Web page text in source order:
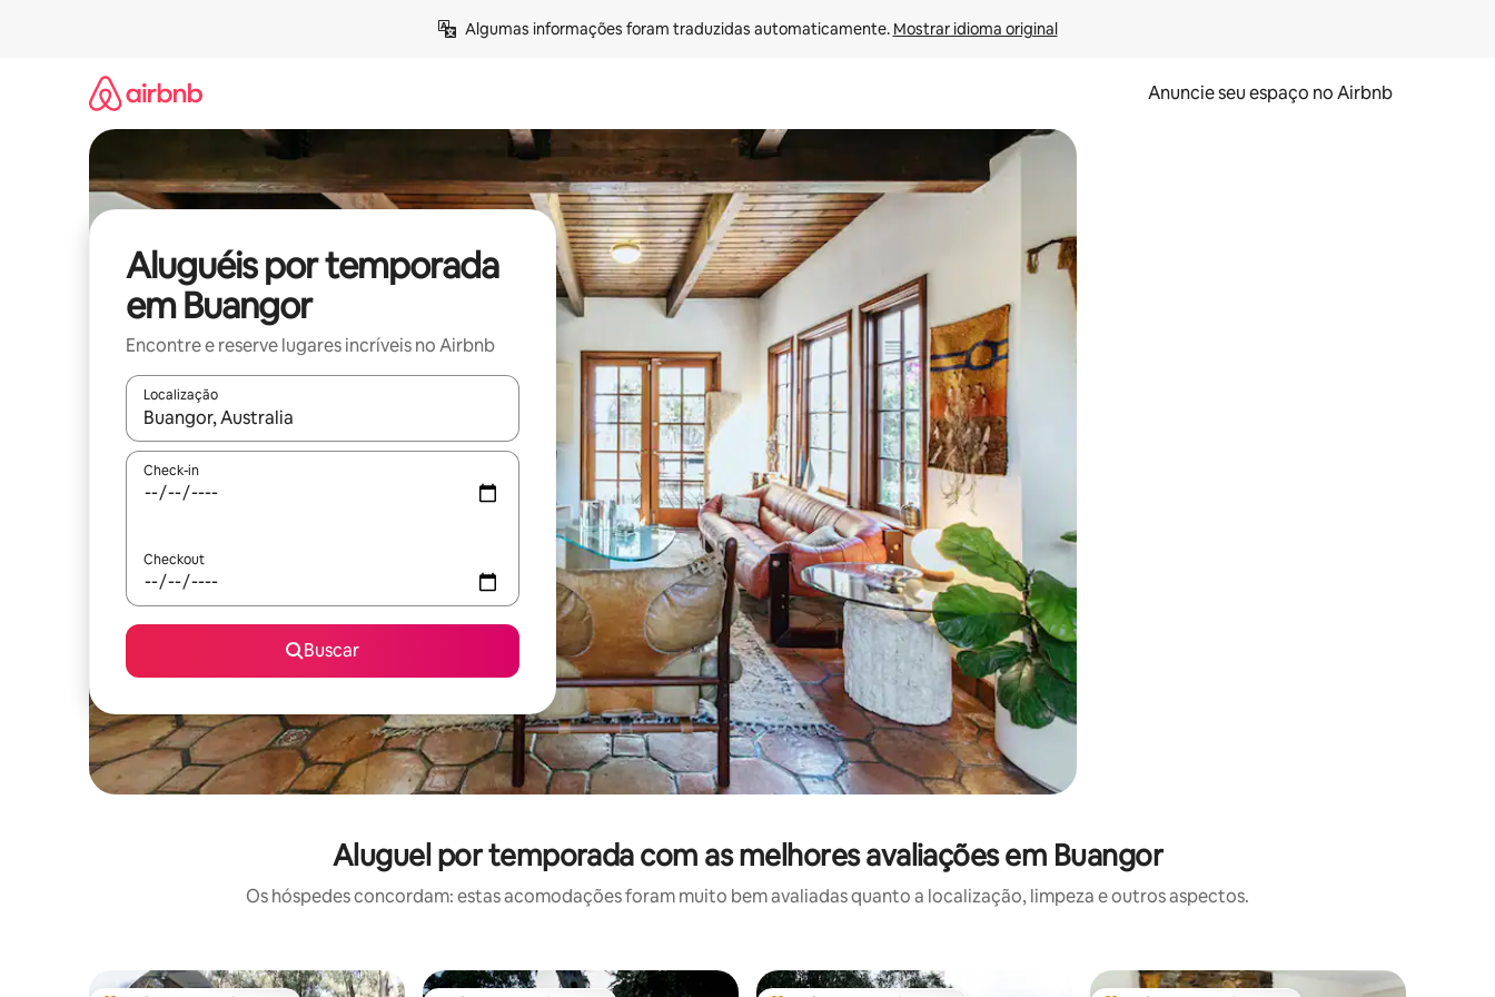
Algumas informações foram traduzidas automaticamente. Mostrar idioma original
Anuncie seu espaço no Airbnb
Aluguéis por temporada
em Buangor
Encontre e reserve lugares incríveis no Airbnb
Localização
Quando os resultados estiverem disponíveis, explore-os usando as seta para cima e para baixo do teclado ou tocando e deslizando o dedo na tela.
Check-in
Checkout
Buscar
Aluguel por temporada com as melhores avaliações em Buangor
Os hóspedes concordam: estas acomodações foram muito bem avaliadas quanto a localização, limpeza e outros aspectos.